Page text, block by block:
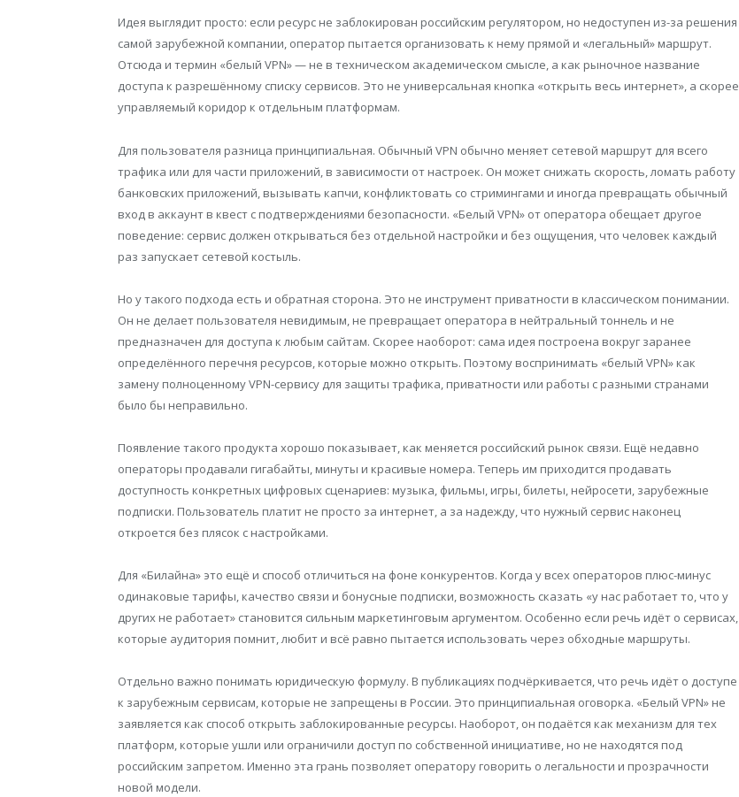
Идея выглядит просто: если ресурс не заблокирован российским регулятором, но недоступен из-за решения
самой зарубежной компании, оператор пытается организовать к нему прямой и «легальный» маршрут.
Отсюда и термин «белый VPN» — не в техническом академическом смысле, а как рыночное название
доступа к разрешённому списку сервисов. Это не универсальная кнопка «открыть весь интернет», а скорее
управляемый коридор к отдельным платформам.
Для пользователя разница принципиальная. Обычный VPN обычно меняет сетевой маршрут для всего
трафика или для части приложений, в зависимости от настроек. Он может снижать скорость, ломать работу
банковских приложений, вызывать капчи, конфликтовать со стримингами и иногда превращать обычный
вход в аккаунт в квест с подтверждениями безопасности. «Белый VPN» от оператора обещает другое
поведение: сервис должен открываться без отдельной настройки и без ощущения, что человек каждый
раз запускает сетевой костыль.
Но у такого подхода есть и обратная сторона. Это не инструмент приватности в классическом понимании.
Он не делает пользователя невидимым, не превращает оператора в нейтральный тоннель и не
предназначен для доступа к любым сайтам. Скорее наоборот: сама идея построена вокруг заранее
определённого перечня ресурсов, которые можно открыть. Поэтому воспринимать «белый VPN» как
замену полноценному VPN-сервису для защиты трафика, приватности или работы с разными странами
было бы неправильно.
Появление такого продукта хорошо показывает, как меняется российский рынок связи. Ещё недавно
операторы продавали гигабайты, минуты и красивые номера. Теперь им приходится продавать
доступность конкретных цифровых сценариев: музыка, фильмы, игры, билеты, нейросети, зарубежные
подписки. Пользователь платит не просто за интернет, а за надежду, что нужный сервис наконец
откроется без плясок с настройками.
Для «Билайна» это ещё и способ отличиться на фоне конкурентов. Когда у всех операторов плюс-минус
одинаковые тарифы, качество связи и бонусные подписки, возможность сказать «у нас работает то, что у
других не работает» становится сильным маркетинговым аргументом. Особенно если речь идёт о сервисах,
которые аудитория помнит, любит и всё равно пытается использовать через обходные маршруты.
Отдельно важно понимать юридическую формулу. В публикациях подчёркивается, что речь идёт о доступе
к зарубежным сервисам, которые не запрещены в России. Это принципиальная оговорка. «Белый VPN» не
заявляется как способ открыть заблокированные ресурсы. Наоборот, он подаётся как механизм для тех
платформ, которые ушли или ограничили доступ по собственной инициативе, но не находятся под
российским запретом. Именно эта грань позволяет оператору говорить о легальности и прозрачности
новой модели.